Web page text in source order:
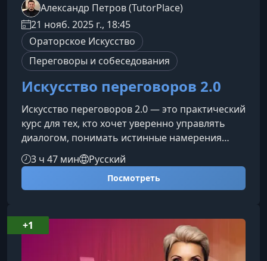
Александр Петров (TutorPlace)
21 нояб. 2025 г., 18:45
Ораторское Искусство
Переговоры и собеседования
Искусство переговоров 2.0
Искусство переговоров 2.0 — это практический
курс для тех, кто хочет уверенно управлять
диалогом, понимать истинные намерения
собеседника и добиваться результата не силой
давления, а силой влияния. Вы научитесь
распознавать скрытую логику, эмоциональный
фон и поведенческие паттерны партнёра по
осознанный и предсказуемый процесс.Что вы
узнаете на курсе Как анализировать
мотивацию собеседника и выявлять р
3 ч 47 мин Русский
Посмотреть
+1